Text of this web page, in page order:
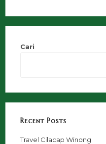
Cari
Recent Posts
Travel Cilacap Winong